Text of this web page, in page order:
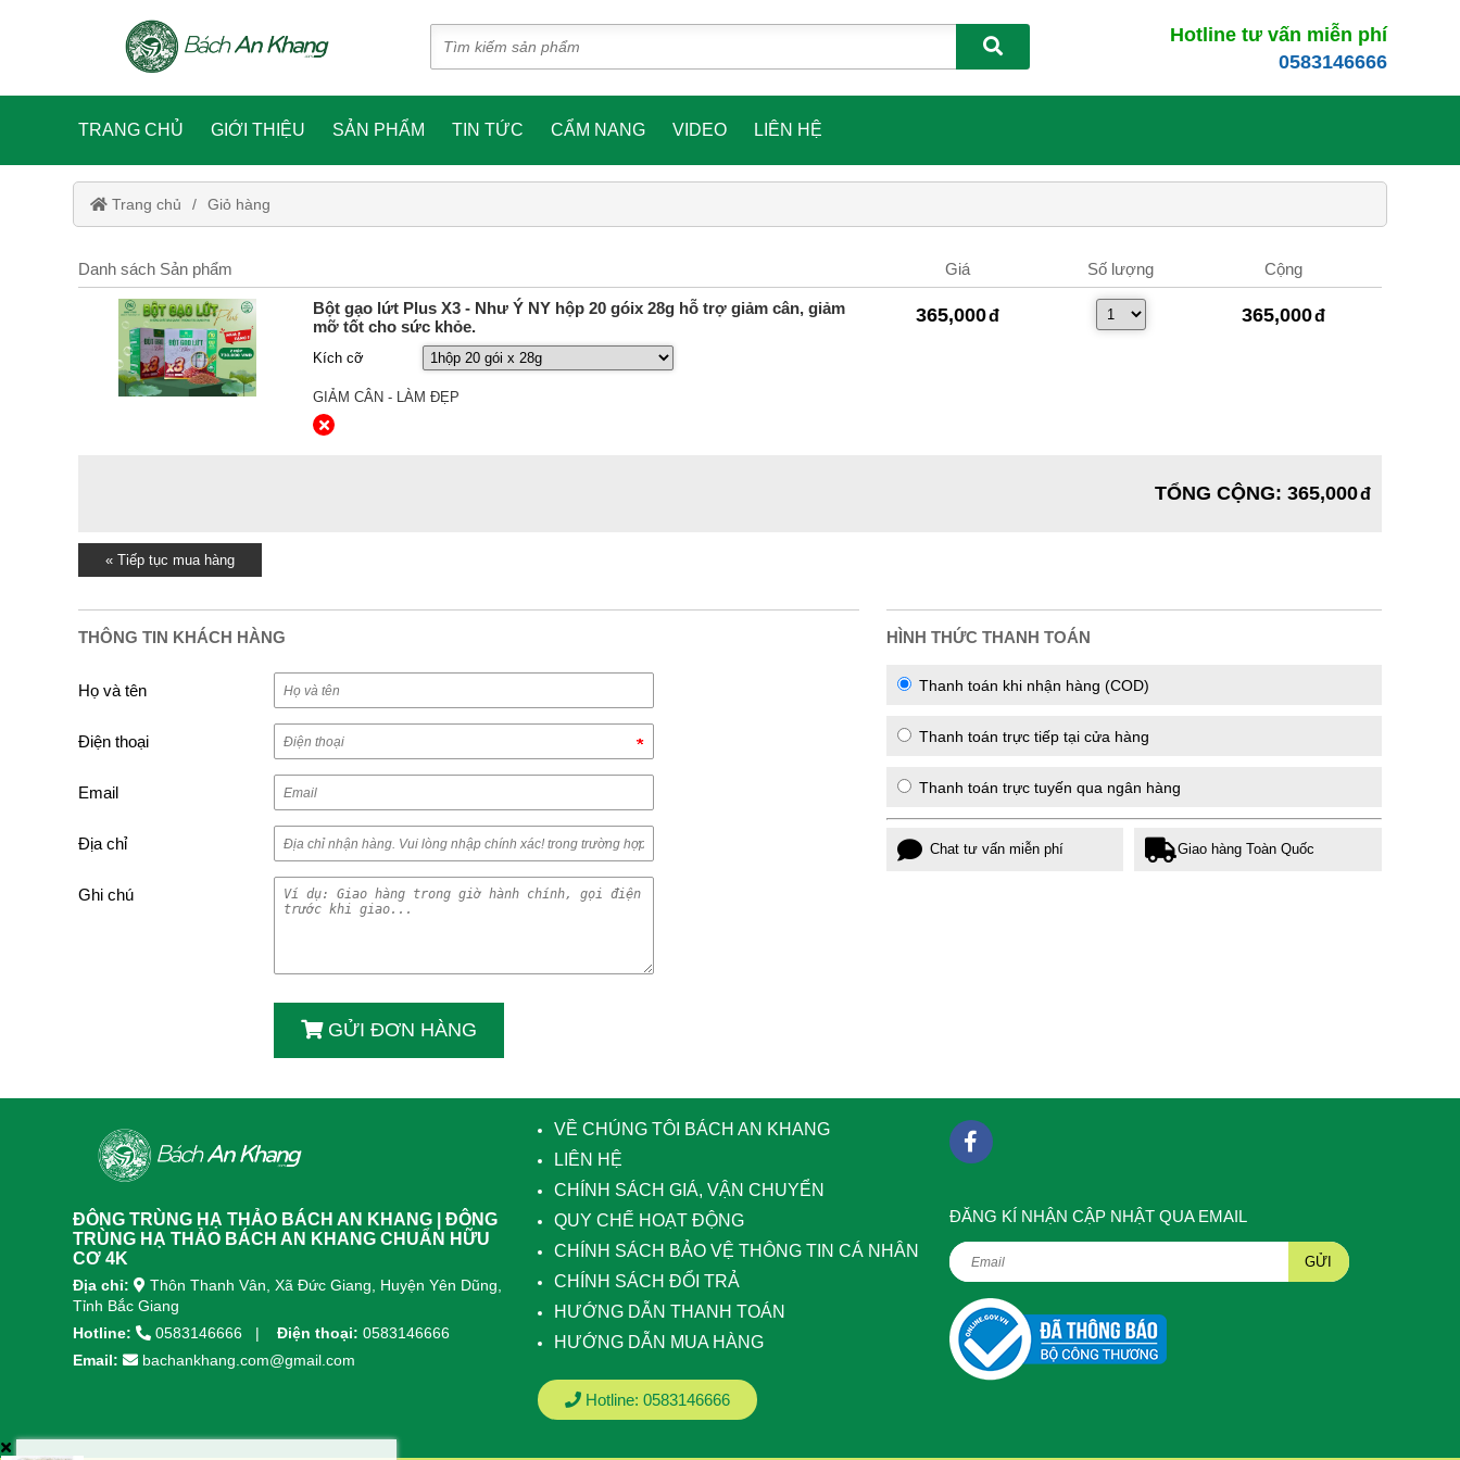
Hotline tư vấn miễn phí
0583146666
TRANG CHỦ GIỚI THIỆU SẢN PHẨM TIN TỨC CẨM NANG VIDEO LIÊN HỆ
Trang chủ Giỏ hàng
Danh sách Sản phẩm Giá Số lượng Cộng
Bột gạo lứt Plus X3 - Như Ý NY hộp 20 góix 28g hỗ trợ giảm cân, giảm
mỡ tốt cho sức khỏe.
Kích cỡ
GIẢM CÂN - LÀM ĐẸP
365,000 365,000
TỔNG CỘNG: 365,000
« Tiếp tục mua hàng
THÔNG TIN KHÁCH HÀNG
Họ và tên
Điện thoại
Email
Địa chỉ
Ghi chú
GỬI ĐƠN HÀNG
HÌNH THỨC THANH TOÁN
Thanh toán khi nhận hàng (COD)
Thanh toán trực tiếp tại cửa hàng
Thanh toán trực tuyến qua ngân hàng
Chat tư vấn miễn phí Giao hàng Toàn Quốc
ĐÔNG TRÙNG HẠ THẢO BÁCH AN KHANG | ĐÔNG
TRÙNG HẠ THẢO BÁCH AN KHANG CHUẨN HỮU
CƠ 4K
Địa chỉ:
Thôn Thanh Vân, Xã Đức Giang, Huyện Yên Dũng,
Tỉnh Bắc Giang
Hotline:
0583146666 Điện thoại: 0583146666
Email:
bachankhang.com@gmail.com
VỀ CHÚNG TÔI BÁCH AN KHANG
LIÊN HỆ
CHÍNH SÁCH GIÁ, VẬN CHUYỂN
QUY CHẾ HOẠT ĐỘNG
CHÍNH SÁCH BẢO VỆ THÔNG TIN CÁ NHÂN
CHÍNH SÁCH ĐỔI TRẢ
HƯỚNG DẪN THANH TOÁN
HƯỚNG DẪN MUA HÀNG
Hotline:0583146666
ÐĂNG KÍ NHẬN CẬP NHẬT QUA EMAIL
GỬI